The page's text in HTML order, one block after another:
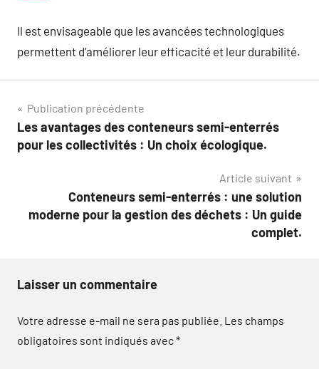
Il est envisageable que les avancées technologiques
permettent d’améliorer leur efficacité et leur durabilité.
Navigation
de
Publication précédente
Les avantages des conteneurs semi-enterrés
pour les collectivités : Un choix écologique.
Article suivant
Conteneurs semi-enterrés : une solution
moderne pour la gestion des déchets : Un guide
complet.
Laisser un commentaire
Votre adresse e-mail ne sera pas publiée. Les champs
obligatoires sont indiqués avec*